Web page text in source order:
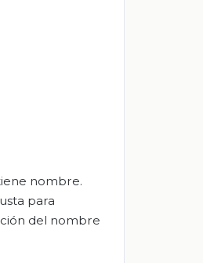
nombre.
para
del nombre